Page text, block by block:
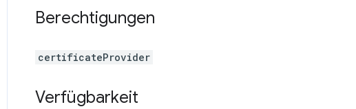
Berechtigungen
certificateProvider
Verfügbarkeit